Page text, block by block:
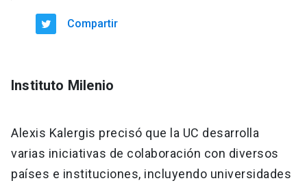
Compartir
Instituto Milenio
Alexis Kalergis precisó que la UC desarrolla
varias iniciativas de colaboración con diversos
países e instituciones, incluyendo universidades